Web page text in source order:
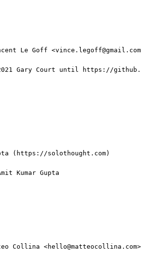
Le Goff
Gary Court until https://
(https://solothought.com)
Kumar Gupta
Collina